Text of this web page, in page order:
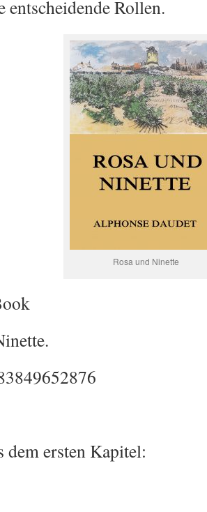
entscheidende Rollen.
Rosa und Ninette
dem ersten Kapitel: